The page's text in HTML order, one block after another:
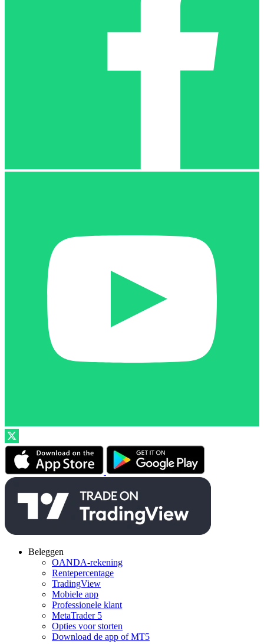
Beleggen
OANDA-rekening
Rentepercentage
TradingView
Mobiele app
Professionele klant
MetaTrader 5
Opties voor storten
Download de app of MT5